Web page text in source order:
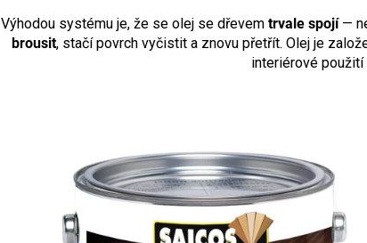
Výhodou systému je, že se olej se dřevem trvale spojí—
brousit, stačí povrch vyčistit a znovu přetřít. Olej je
interiérové použití